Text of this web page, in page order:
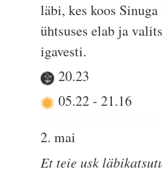
läbi, kes koos
ühtsuses elab ja
igavesti.
20.23
05.22-21.16
2. mai
Et teie usk